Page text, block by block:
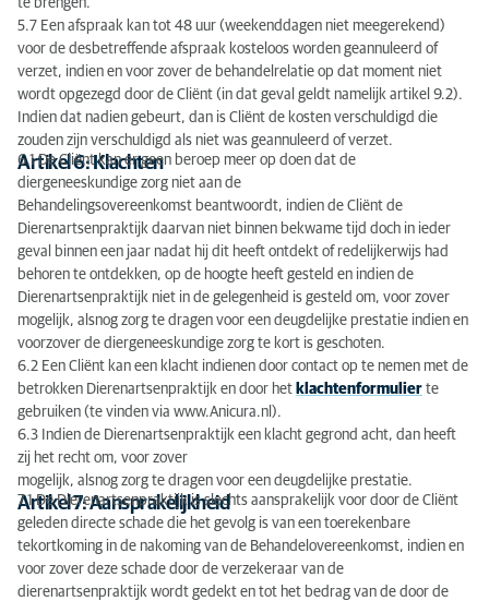
te brengen.
5.7 Een afspraak kan tot 48 uur (weekenddagen niet meegerekend)
voor de desbetreffende afspraak kosteloos worden geannuleerd of
verzet, indien en voor zover de behandelrelatie op dat moment niet
wordt opgezegd door de Cliënt (in dat geval geldt namelijk artikel 9.2).
Indien dat nadien gebeurt, dan is Cliënt de kosten verschuldigd die
zouden zijn verschuldigd als niet was geannuleerd of verzet.
Artikel 6: Klachten
6.1 De Cliënt kan er geen beroep meer op doen dat de
diergeneeskundige zorg niet aan de
Behandelingsovereenkomst beantwoordt, indien de Cliënt de
Dierenartsenpraktijk daarvan niet binnen bekwame tijd doch in ieder
geval binnen een jaar nadat hij dit heeft ontdekt of redelijkerwijs had
behoren te ontdekken, op de hoogte heeft gesteld en indien de
Dierenartsenpraktijk niet in de gelegenheid is gesteld om, voor zover
mogelijk, alsnog zorg te dragen voor een deugdelijke prestatie indien en
voorzover de diergeneeskundige zorg te kort is geschoten.
6.2 Een Cliënt kan een klacht indienen door contact op te nemen met de
betrokken Dierenartsenpraktijk en door het klachtenformulier te
gebruiken (te vinden via www.Anicura.nl).
6.3 Indien de Dierenartsenpraktijk een klacht gegrond acht, dan heeft
zij het recht om, voor zover
mogelijk, alsnog zorg te dragen voor een deugdelijke prestatie.
Artikel 7: Aansprakelijkheid
7.1 De Dierenartsenpraktijk is slechts aansprakelijk voor door de Cliënt
geleden directe schade die het gevolg is van een toerekenbare
tekortkoming in de nakoming van de Behandelovereenkomst, indien en
voor zover deze schade door de verzekeraar van de
dierenartsenpraktijk wordt gedekt en tot het bedrag van de door de